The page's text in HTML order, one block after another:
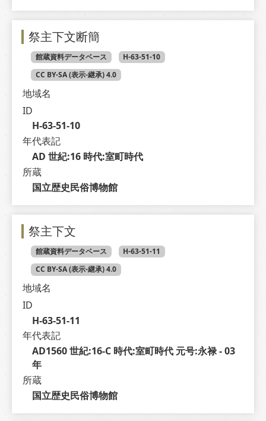
祭主下文断簡
館蔵資料データベース
H-63-51-10
CC BY-SA (表示-継承) 4.0
地域名
ID
H-63-51-10
年代表記
AD 世紀:16 時代:室町時代
所蔵
国立歴史民俗博物館
祭主下文
館蔵資料データベース
H-63-51-11
CC BY-SA (表示-継承) 4.0
地域名
ID
H-63-51-11
年代表記
AD1560 世紀:16-C 時代:室町時代 元号:永禄 - 03
年
所蔵
国立歴史民俗博物館